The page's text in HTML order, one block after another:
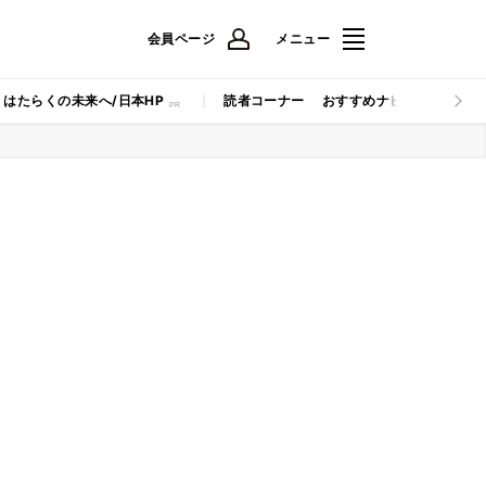
会員ページ メニュー
はたらくの未来へ/日本HP 読者コーナー おすすめナビ マイナビ